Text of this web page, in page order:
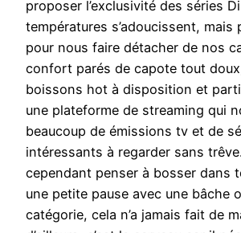
proposer l’exclusivité des séries
températures s’adoucissent, mais
pour nous faire détacher de nos
confort parés de capote tout
boissons hot à disposition et
une plateforme de streaming qui
beaucoup de émissions tv et de
intéressants à regarder sans
cependant penser à bosser dans
une petite pause avec une bâche
catégorie, cela n’a jamais fait de